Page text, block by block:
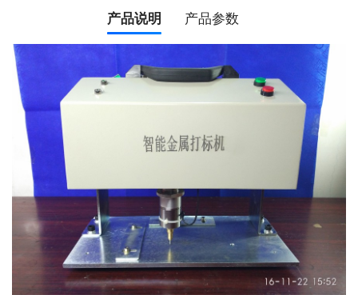
产品说明 产品参数